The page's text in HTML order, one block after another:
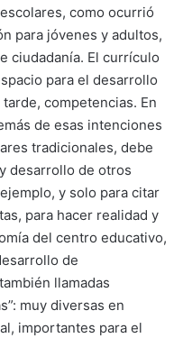
como ocurrió
para jóvenes y adultos,
ciudadanía. El currículo
para el desarrollo
competencias. En
de esas intenciones
tradicionales, debe
desarrollo de otros
y solo para citar
para hacer realidad y
del centro educativo,
de
llamadas
muy diversas en
importantes para el